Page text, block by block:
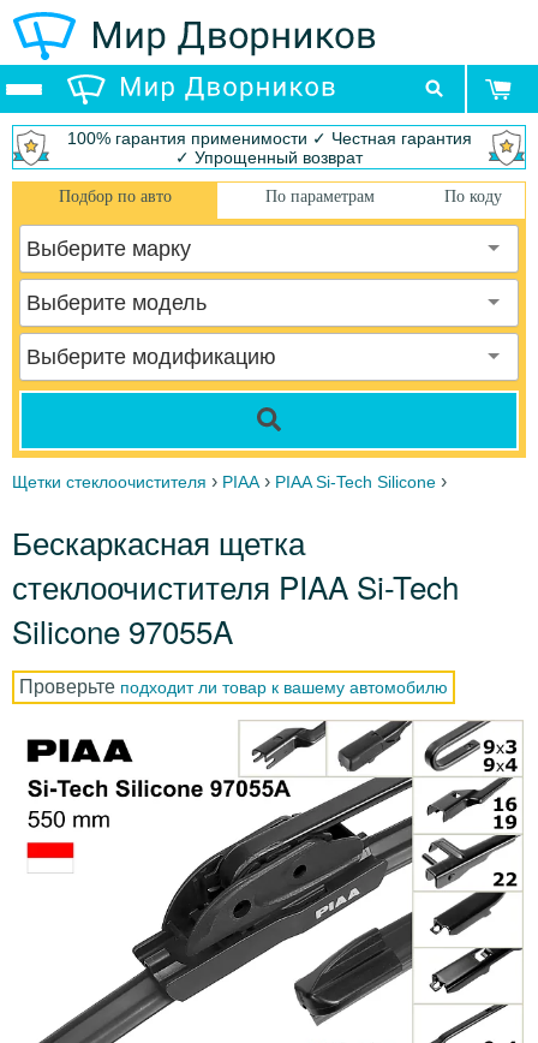
100% гарантия применимости ✓ Честная гарантия
✓ Упрощенный возврат
Подбор по авто По параметрам По коду
Выберите марку
Выберите модель
Выберите модификацию
Щетки стеклоочистителя › PIAA › PIAA Si-Tech Silicone ›
Бескаркасная щетка
стеклоочистителя PIAA Si-Tech
Silicone 97055A
Проверьте подходит ли товар к вашему автомобилю